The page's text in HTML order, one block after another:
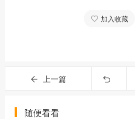
加入收藏
上一篇
随便看看